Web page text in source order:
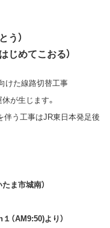
う）
じめてこおる）
けた線路切替工事
が生じます。
伴う工事はJR東日本発足後
ま市城南）
（AM9:50)より）